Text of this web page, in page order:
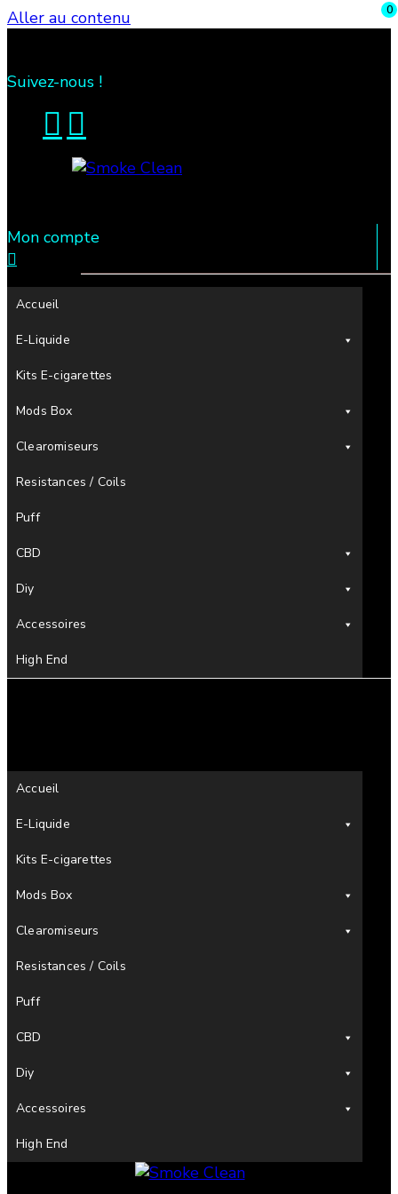
Aller au contenu
Suivez-nous !
Smoke Clean
Fumée propre à Etampes 91150 en Essonne 91,
France
Mon compte
0
Recherche
Accueil
E-Liquide
Kits E-cigarettes
Mods Box
Clearomiseurs
Resistances / Coils
Puff
CBD
Diy
Accessoires
High End
Accueil
E-Liquide
Kits E-cigarettes
Mods Box
Clearomiseurs
Resistances / Coils
Puff
CBD
Diy
Accessoires
High End